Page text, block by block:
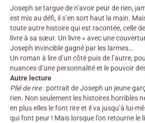
Joseph se targue de n’avoir peur de rien,
est mis au défi, il s’en sort haut la main.
toute autre histoire qui est racontée, celle
livre à sa sœur. Un livre « avec une
Joseph invincible gagné par les larmes…
Un roman à lire d’un côté puis de l’autre,
nuances d’une personnalité et le pouvoir
Autre lecture
Plié de rire: portrait de Joseph un jeune
rien. Non seulement les histoires horribles
en plus elles le font rire et il va jusqu’à lui-
qui font peur ! Mais lorsque l’on retourne le